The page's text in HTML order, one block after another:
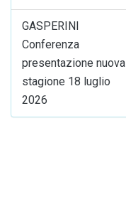
GASPERINI
Conferenza
presentazione nuova
stagione 18 luglio
2026